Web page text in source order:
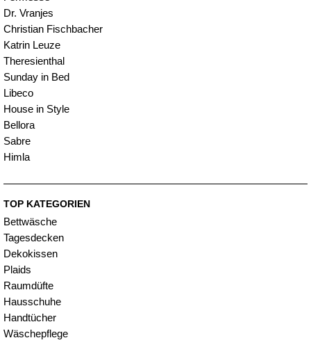
Dr. Vranjes
Christian Fischbacher
Katrin Leuze
Theresienthal
Sunday in Bed
Libeco
House in Style
Bellora
Sabre
Himla
TOP KATEGORIEN
Bettwäsche
Tagesdecken
Dekokissen
Plaids
Raumdüfte
Hausschuhe
Handtücher
Wäschepflege